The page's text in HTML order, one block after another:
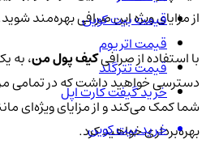
از مزایای ویژه این صرافی بهره‌مند شوید.
با استفاده از صرافیکیف پول من، به
دسترسی خواهید داشت که در تمامی
شما کمک می‌کند و از مزایای ویژه‌ای
بهره‌برداری خواهید کرد.
قیمت بیت کوین
قیمت اتریوم
قیمت تترگلد
خرید گیفت کارت اپل
خرید بیت کوین